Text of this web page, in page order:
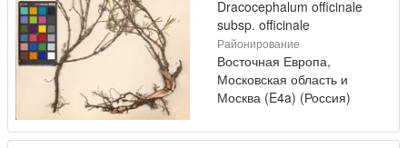
Dracocephalum officinale
subsp. officinale
Районирование
Восточная Европа,
Московская область и
Москва (E4a) (Россия)